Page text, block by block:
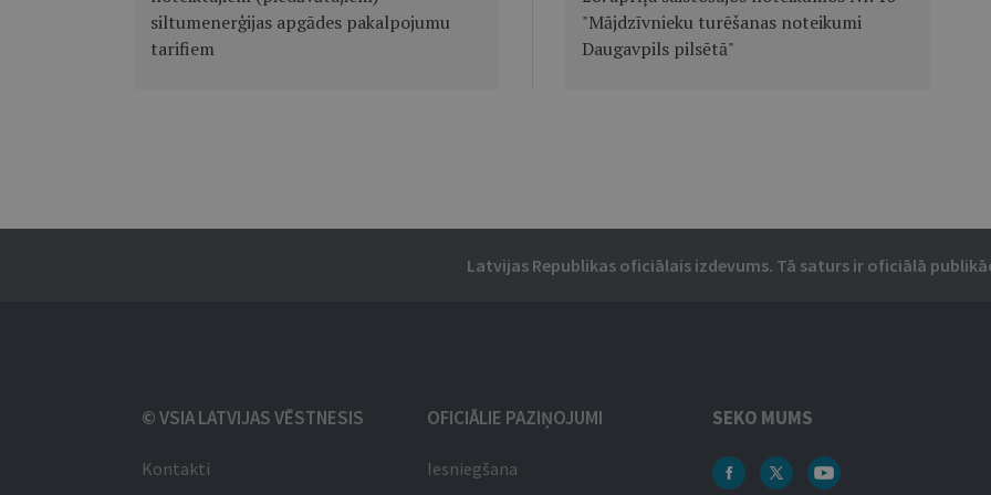
siltumenerģijas apgādes pakalpojumu
tarifiem
"Mājdzīvnieku turēšanas noteikumi
Daugavpils pilsētā"
Latvijas Republikas oficiālais izdevums. Tā saturs ir oficiālā
© VSIA LATVIJAS VĒSTNESIS
Kontakti
OFICIĀLIE PAZIŅOJUMI
Iesniegšana
SEKO MUMS